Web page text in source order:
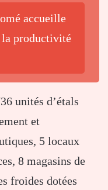
accueille
la productivité
unités d’étals
et
5 locaux
8 magasins de
froides dotées